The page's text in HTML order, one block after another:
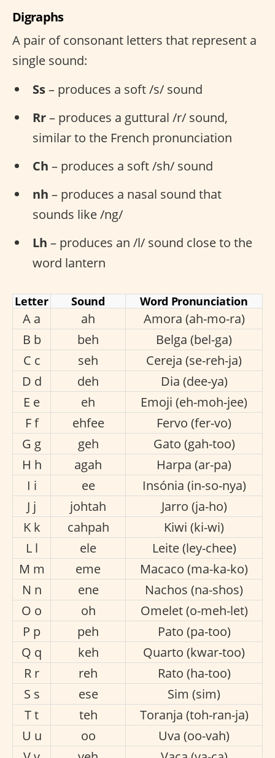
Digraphs
A pair of consonant letters that represent a
single sound:
Ss– produces a soft /s/ sound
Rr– produces a guttural /r/ sound,
similar to the French pronunciation
Ch – produces a soft /sh/ sound
nh – produces a nasal sound that
sounds like /ng/
Lh – produces an /l/ sound close to the
word lantern
Letter Sound Word Pronunciation
A a ah
Amora (ah-mo-ra)
B b
beh
Belga (bel-ga)
C c
seh
Cereja (se-reh-ja)
D d
deh
Dia (dee-ya)
E e
eh
Emoji (eh-moh-jee)
F f
ehfee
Fervo (fer-vo)
G g
geh
Gato (gah-too)
H h
agah
Harpa (ar-pa)
I i
ee
Insónia (in-so-nya)
J j
johtah
Jarro (ja-ho)
K k
cahpah
Kiwi (ki-wi)
L l
ele
Leite (ley-chee)
M m
eme
Macaco (ma-ka-ko)
N n
ene
Nachos (na-shos)
O o
oh
Omelet (o-meh-let)
P p
peh
Pato (pa-too)
Q q
keh
Quarto (kwar-too)
R r
reh
Rato (ha-too)
S s
ese
Sim (sim)
T t
teh
Toranja (toh-ran-ja)
U u
oo
Uva (oo-vah)